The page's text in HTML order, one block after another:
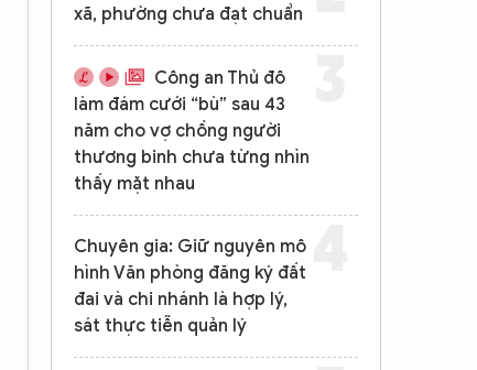
xã, phường chưa đạt chuẩn
Công an Thủ đô
làm đám cưới “bù” sau 43
năm cho vợ chồng người
thương binh chưa từng nhìn
thấy mặt nhau
Chuyên gia: Giữ nguyên mô
hình Văn phòng đăng ký đất
đai và chi nhánh là hợp lý,
sát thực tiễn quản lý